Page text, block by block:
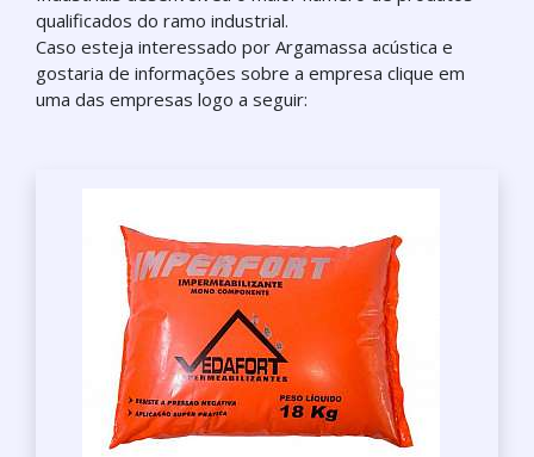
qualificados do ramo industrial.
Caso esteja interessado por Argamassa acústica e
gostaria de informações sobre a empresa clique em
uma das empresas logo a seguir: